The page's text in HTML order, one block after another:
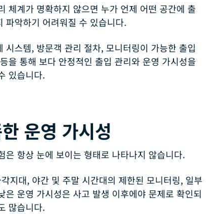
체계가 명확하지 않으면 누가 언제 어떤 공간에 출
파악하기 어려워질 수 있습니다.
시스템, 방문객 관리 절차, 모니터링이 가능한 출입
을 통해 보다 안정적인 출입 관리와 운영 가시성을
있습니다.
운영 가시성
은 항상 눈에 보이는 형태로 나타나지 않습니다.
각지대, 야간 및 주말 시간대의 제한된 모니터링, 일부
은 운영 가시성은 사고 발생 이후에야 문제로 확인되
많습니다.